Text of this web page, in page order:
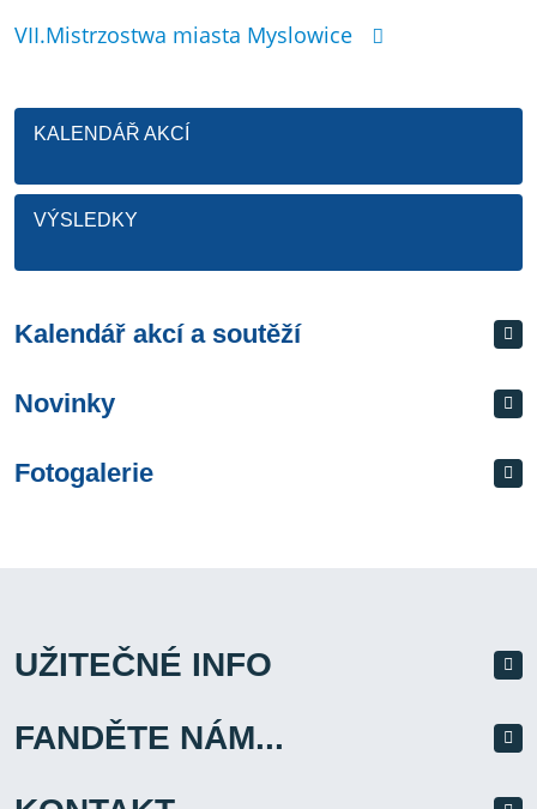
VII.Mistrzostwa miasta Myslowice
KALENDÁŘ AKCÍ
VÝSLEDKY
Kalendář akcí a soutěží
Novinky
Fotogalerie
UŽITEČNÉ INFO
FANDĚTE NÁM...